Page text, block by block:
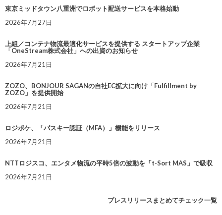
東京ミッドタウン八重洲でロボット配送サービスを本格始動
2026年7月27日
上組／コンテナ物流最適化サービスを提供する スタートアップ企業
「OneStream株式会社」への出資のお知らせ
2026年7月21日
ZOZO、BONJOUR SAGANの自社EC拡大に向け「Fulfillment by
ZOZO」を提供開始
2026年7月21日
ロジポケ、「パスキー認証（MFA）」機能をリリース
2026年7月21日
NTTロジスコ、エンタメ物流の平時5倍の波動を「t-Sort MAS」で吸収
2026年7月21日
プレスリリースまとめてチェック一覧